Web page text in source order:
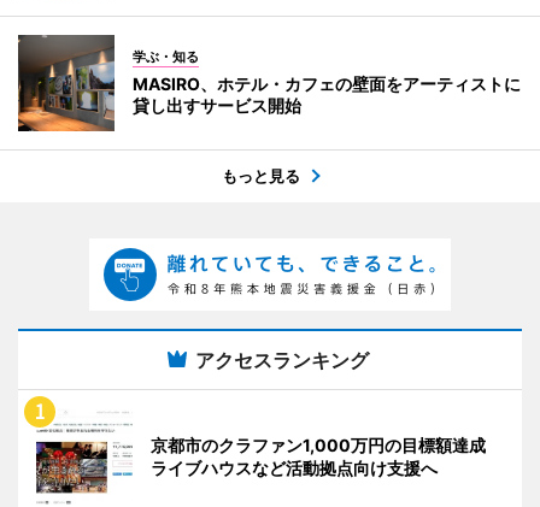
学ぶ・知る
MASIRO、ホテル・カフェの壁面をアーティストに
貸し出すサービス開始
もっと見る
アクセスランキング
京都市のクラファン1,000万円の目標額達成
ライブハウスなど活動拠点向け支援へ